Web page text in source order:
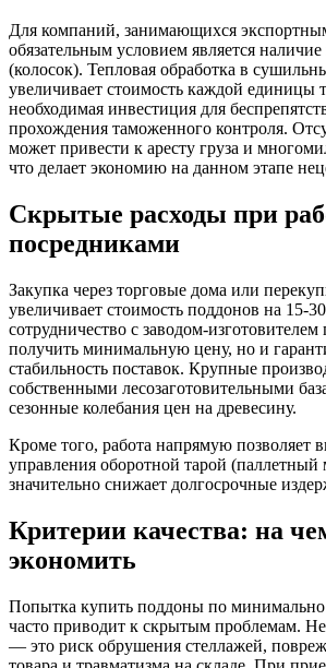
Для компаний, занимающихся
обязательным условием является
(колосок). Тепловая обработка в
увеличивает стоимость каждой единицы
необходимая инвестиция для
прохождения таможенного контроля.
может привести к аресту груза и
что делает экономию на данном этапе
Скрытые расходы при
посредниками
Закупка через торговые дома или
увеличивает стоимость поддонов на 15-
сотрудничество с заводом-изготовителем
получить минимальную цену, но и
стабильность поставок. Крупные
собственными лесозаготовительными
сезонные колебания цен на древесину.
Кроме того, работа напрямую позволяет
управления оборотной тарой
значительно снижает долгосрочные
Критерии качества: на
экономить
Попытка купить поддоны по
часто приводит к скрытым проблемам.
— это риск обрушения стеллажей,